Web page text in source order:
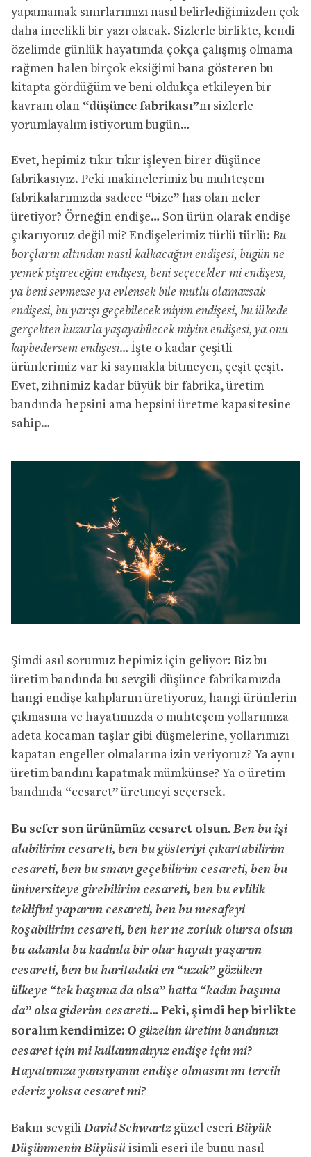
yapamamak sınırlarımızı nasıl belirlediğimizden çok
daha incelikli bir yazı olacak. Sizlerle birlikte, kendi
özelimde günlük hayatımda çokça çalışmış olmama
rağmen halen birçok eksiğimi bana gösteren bu
kitapta gördüğüm ve beni oldukça etkileyen bir
kavram olan “düşünce fabrikası”nı sizlerle
yorumlayalım istiyorum bugün…
Evet, hepimiz tıkır tıkır işleyen birer düşünce
fabrikasıyız. Peki makinelerimiz bu muhteşem
fabrikalarımızda sadece “bize” has olan neler
üretiyor? Örneğin endişe… Son ürün olarak endişe
çıkarıyoruz değil mi? Endişelerimiz türlü türlü: Bu
borçların altından nasıl kalkacağım endişesi, bugün ne
yemek pişireceğim endişesi, beni seçecekler mi endişesi,
ya beni sevmezse ya evlensek bile mutlu olamazsak
endişesi, bu yarışı geçebilecek miyim endişesi, bu ülkede
gerçekten huzurla yaşayabilecek miyim endişesi, ya onu
kaybedersem endişesi… İşte o kadar çeşitli
ürünlerimiz var ki saymakla bitmeyen, çeşit çeşit.
Evet, zihnimiz kadar büyük bir fabrika, üretim
bandında hepsini ama hepsini üretme kapasitesine
sahip…
Şimdi asıl sorumuz hepimiz için geliyor: Biz bu
üretim bandında bu sevgili düşünce fabrikamızda
hangi endişe kalıplarını üretiyoruz, hangi ürünlerin
çıkmasına ve hayatımızda o muhteşem yollarımıza
adeta kocaman taşlar gibi düşmelerine, yollarımızı
kapatan engeller olmalarına izin veriyoruz? Ya aynı
üretim bandını kapatmak mümkünse? Ya o üretim
bandında “cesaret” üretmeyi seçersek.
Bu sefer son ürünümüz cesaret olsun. Ben bu işi
alabilirim cesareti, ben bu gösteriyi çıkartabilirim
cesareti, ben bu sınavı geçebilirim cesareti, ben bu
üniversiteye girebilirim cesareti, ben bu evlilik
teklifini yaparım cesareti, ben bu mesafeyi
koşabilirim cesareti, ben her ne zorluk olursa olsun
bu adamla bu kadınla bir olur hayatı yaşarım
cesareti, ben bu haritadaki en “uzak” gözüken
ülkeye “tek başıma da olsa” hatta “kadın başıma
da” olsa giderim cesareti… Peki, şimdi hep birlikte
soralım kendimize: O güzelim üretim bandımızı
cesaret için mi kullanmalıyız endişe için mi?
Hayatımıza yansıyanın endişe olmasını mı tercih
ederiz yoksa cesaret mi?
Bakın sevgili David Schwartzgüzel eseri Büyük
Düşünmenin Büyüsü isimli eseri ile bunu nasıl